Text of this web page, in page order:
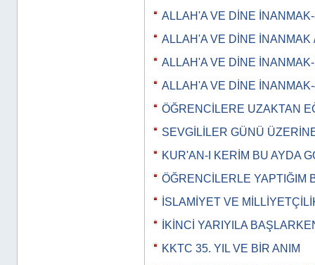
ALLAH'A VE DİNE
ALLAH'A VE DİNE İNANMAK
ALLAH'A VE DİNE
ALLAH'A VE DİNE
ÖĞRENCİLERE UZAKTAN
SEVGİLİLER GÜNÜ
KUR'AN-I KERİM BU AYDA
ÖĞRENCİLERLE YAPTIĞIM
İSLAMİYET VE
İKİNCİ YARIYILA
KKTC 35. YIL VE BİR ANIM